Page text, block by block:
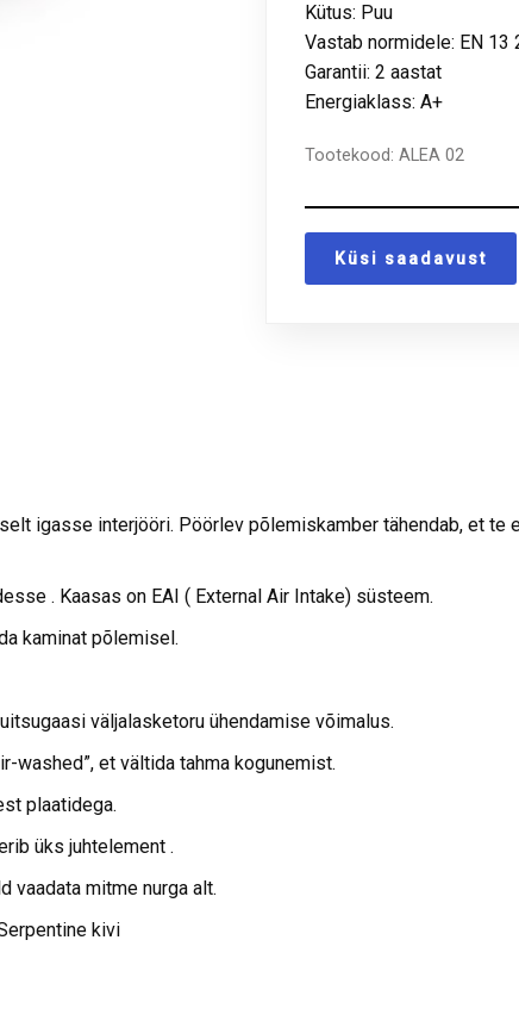
Kütus: Puu
Vastab normidele: EN 13
Garantii: 2 aastat
Energiaklass: A+
Tootekood:ALEA 02
Küsi saadavust
igasse interjööri. Pöörlev põlemiskamber tähendab, et
. Kaasas on EAI ( External Air Intake) süsteem.
kaminat põlemisel.
väljalasketoru ühendamise võimalus.
washed”, et vältida tahma kogunemist.
plaatidega.
üks juhtelement .
vaadata mitme nurga alt.
kivi